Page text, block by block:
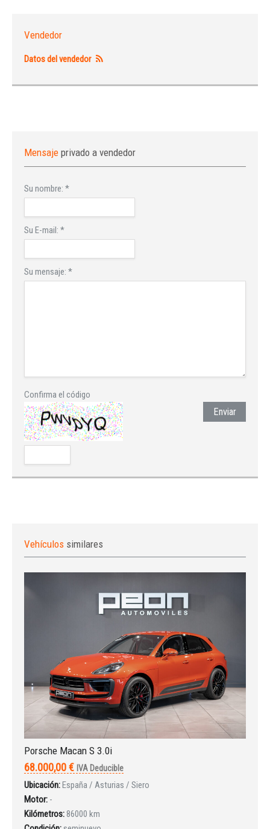
Vendedor
Datos del vendedor
Mensaje privado a vendedor
Su nombre: *
Su E-mail: *
Su mensaje: *
Confirma el código
Enviar
Vehículos similares
Porsche Macan S 3.0i
68.000,00 € IVA Deducible
Ubicación:España / Asturias / Siero
Motor: -
Kilómetros: 86000 km